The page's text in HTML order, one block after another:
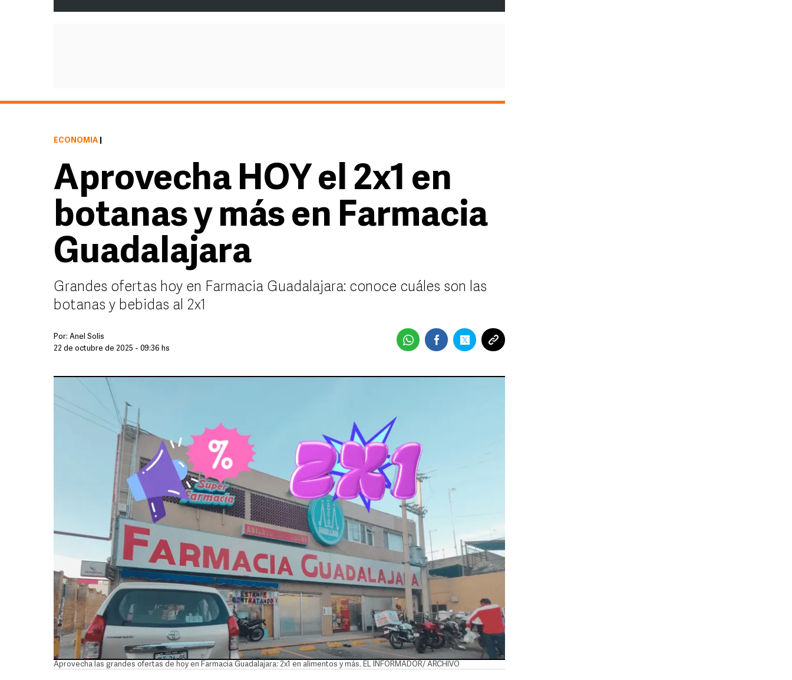
ECONOMÍA
Aprovecha HOY el 2x1 en
botanas y más en Farmacia
Guadalajara
Grandes ofertas hoy en Farmacia Guadalajara: conoce cuáles son las
botanas y bebidas al 2x1
Por: Anel Solis
22 de octubre de 2025 - 09:36 hs
Aprovecha las grandes ofertas de hoy en Farmacia Guadalajara: 2x1 en alimentos y más. EL INFORMADOR/ ARCHIVO